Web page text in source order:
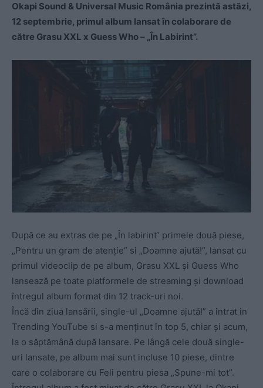
Okapi Sound & Universal Music România prezintă astăzi,
12 septembrie, primul album lansat în colaborare de
către Grasu XXL x Guess Who – „În Labirint”.
După ce au extras de pe „În labirint“ primele două piese,
„Pentru un gram de atenție” si „Doamne ajută!”, lansat cu
primul videoclip de pe album, Grasu XXL și Guess Who
lansează pe toate platformele de streaming și download
întregul album format din 12 track-uri noi.
Încă din ziua lansării, single-ul „Doamne ajută!” a intrat in
Trending YouTube si s-a menținut în top 5, chiar și acum,
la o săptămână după lansare. Pe lângă cele două single-
uri lansate, pe album mai sunt incluse 10 piese, dintre
care o colaborare cu Feli pentru piesa „Spune-mi tot”.